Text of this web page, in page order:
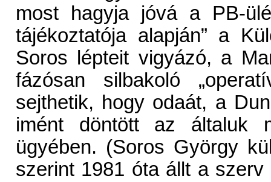
most hagyja jóvá a PB-
tájékoztatója alapján” a
Soros lépteit vigyázó, a
fázósan silbakoló
sejthetik, hogy odaát, a
imént döntött az általuk
ügyében. (Soros György
szerint 1981 óta állt a szerv